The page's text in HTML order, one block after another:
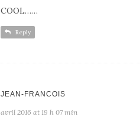
COOL……
Reply
JEAN-FRANCOIS
avril 2016 at 19 h 07 min